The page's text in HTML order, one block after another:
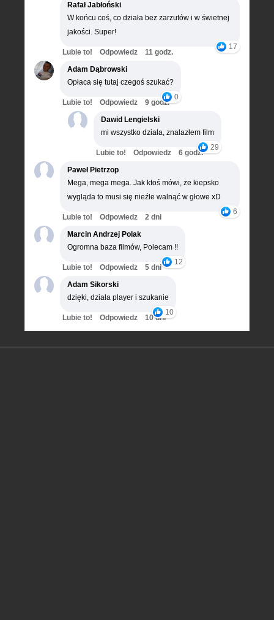
Rafał Jabłoński
W końcu coś, co działa bez zarzutów i w świetnej
jakości. Super!
17
Lubie to! Odpowiedz
11 godz.
Adam Dąbrowski
Opłaca się tutaj czegoś szukać?
0
Lubie to! Odpowiedz
9 godz.
Dawid Lengielski
mi wszystko działa, znalazłem film
29
Lubie to! Odpowiedz
6 godz.
Paweł Pietrzop
Mega, mega mega. Jak ktoś mówi, że kiepsko
wygląda to musi się nieźle walnąć w głowe xD
6
Lubie to! Odpowiedz
2 dni
Marcin Andrzej Polak
Ogromna baza filmów, Polecam !!
12
Lubie to! Odpowiedz
5 dni
Adam Sikorski
dzięki, działa player i szukanie
10
Lubie to! Odpowiedz 10 dni